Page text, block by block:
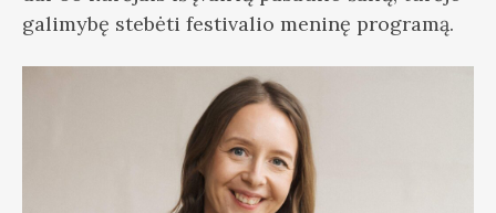
galimybę stebėti festivalio meninę programą.